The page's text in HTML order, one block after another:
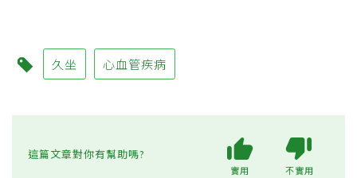
久坐 心血管疾病
這篇文章對你有幫助嗎?
實用 不實用